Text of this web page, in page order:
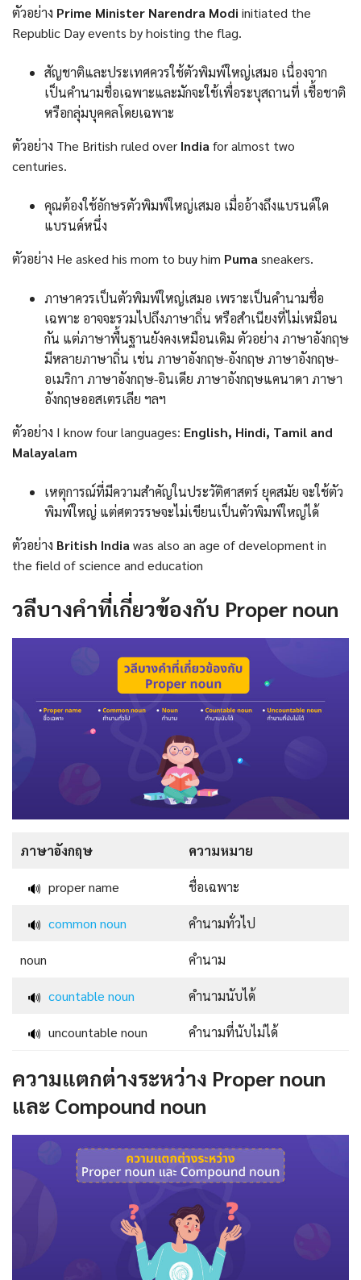
ตัวอย่าง Prime Minister Narendra Modi initiated the
Republic Day events by hoisting the flag.
สัญชาติและประเทศควรใช้ตัวพิมพ์ใหญ่เสมอ เนื่องจาก
เป็นคำนามชื่อเฉพาะและมักจะใช้เพื่อระบุสถานที่ เชื้อชาติ
หรือกลุ่มบุคคลโดยเฉพาะ
ตัวอย่าง The British ruled over Indiafor almost two
centuries.
คุณต้องใช้อักษรตัวพิมพ์ใหญ่เสมอ เมื่ออ้างถึงแบรนด์ใด
แบรนด์หนึ่ง
ตัวอย่าง He asked his mom to buy him Pumasneakers.
ภาษาควรเป็นตัวพิมพ์ใหญ่เสมอ เพราะเป็นคำนามชื่อ
เฉพาะ อาจจะรวมไปถึงภาษาถิ่น หรือสำเนียงที่ไม่เหมือน
กัน แต่ภาษาพื้นฐานยังคงเหมือนเดิม ตัวอย่าง ภาษาอังกฤษ
มีหลายภาษาถิ่น เช่น ภาษาอังกฤษ-อังกฤษ ภาษาอังกฤษ-
อเมริกา ภาษาอังกฤษ-อินเดีย ภาษาอังกฤษแคนาดา ภาษา
อังกฤษออสเตรเลีย ฯลฯ
ตัวอย่าง I know four languages: English, Hindi, Tamil and
Malayalam
เหตุการณ์ที่มีความสำคัญในประวัติศาสตร์ ยุคสมัย จะใช้ตัว
พิมพ์ใหญ่ แต่ศตวรรษจะไม่เขียนเป็นตัวพิมพ์ใหญ่ได้
ตัวอย่าง British Indiawas also an age of development in
the field of science and education
วลีบางคำที่เกี่ยวข้องกับ Proper noun
ภาษาอังกฤษ ความหมาย
🔊 proper name ชื่อเฉพาะ
🔊 common noun คำนามทั่วไป
noun คำนาม
🔊 countable noun คำนามนับได้
🔊 uncountable noun คำนามที่นับไม่ได้
ความแตกต่างระหว่าง Proper noun
และ Compound noun